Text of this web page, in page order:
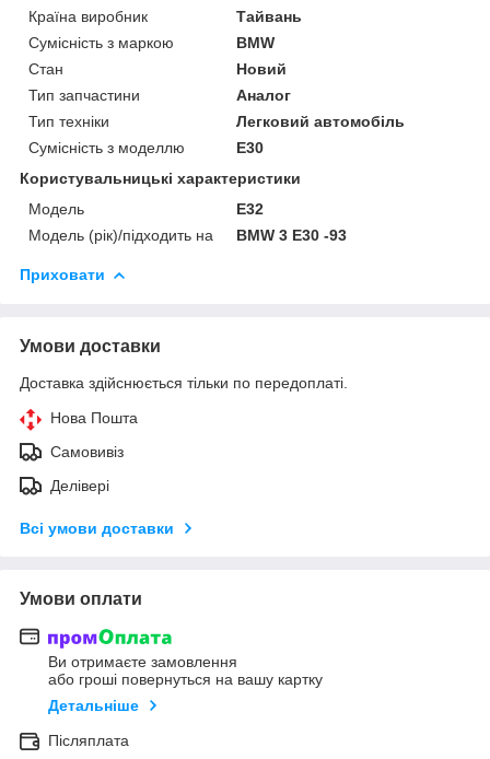
Країна виробник
Тайвань
Сумісність з маркою
BMW
Стан
Новий
Тип запчастини
Аналог
Тип техніки
Легковий автомобіль
Сумісність з моделлю
E30
Користувальницькі характеристики
Мoдель
E32
Модель (рік)/підходить на
BMW 3 E30 -93
Приховати
Умови доставки
Доставка здійснюється тільки по передоплаті.
Нова Пошта
Самовивіз
Делівері
Всі умови доставки
Умови оплати
Ви отримаєте замовлення
або гроші повернуться на вашу картку
Детальніше
Післяплата